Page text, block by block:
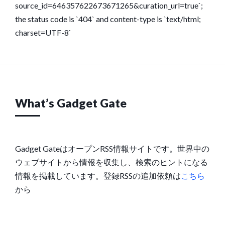
source_id=646357622673671265&curation_url=true`;
the status code is `404` and content-type is `text/html;
charset=UTF-8`
What’s Gadget Gate
Gadget GateはオープンRSS情報サイトです。世界中の
ウェブサイトから情報を収集し、検索のヒントになる
情報を掲載しています。登録RSSの追加依頼は こちら
から